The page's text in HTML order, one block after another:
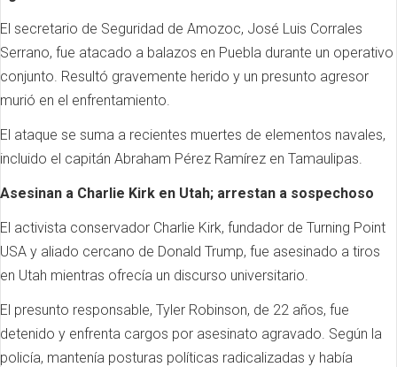
El secretario de Seguridad de Amozoc, José Luis Corrales
Serrano, fue atacado a balazos en Puebla durante un operativo
conjunto. Resultó gravemente herido y un presunto agresor
murió en el enfrentamiento.
El ataque se suma a recientes muertes de elementos navales,
incluido el capitán Abraham Pérez Ramírez en Tamaulipas.
Asesinan a Charlie Kirk en Utah; arrestan a sospechoso
El activista conservador Charlie Kirk, fundador de Turning Point
USA y aliado cercano de Donald Trump, fue asesinado a tiros
en Utah mientras ofrecía un discurso universitario.
El presunto responsable, Tyler Robinson, de 22 años, fue
detenido y enfrenta cargos por asesinato agravado. Según la
policía, mantenía posturas políticas radicalizadas y había